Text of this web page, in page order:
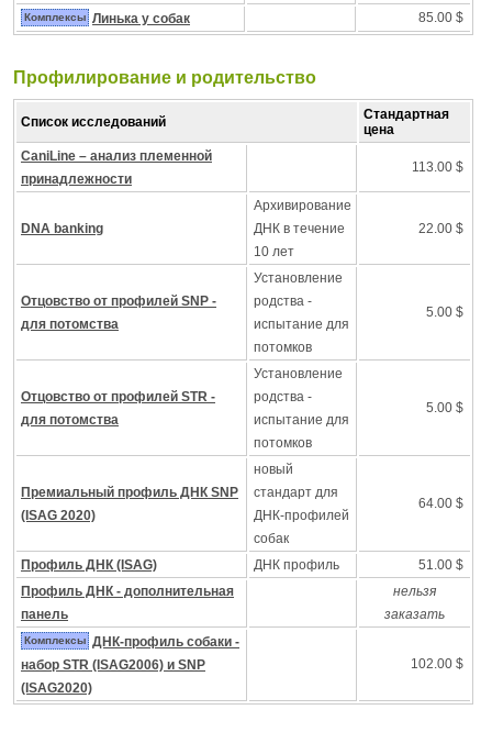
Комплексы Линька у собак 85.00 $
Профилирование и pодительство
Список исследований
Стандартная
цена
CaniLine – анализ племенной
принадлежности
113.00 $
DNA banking
Архивирование
ДНК в течение
10 лет
22.00 $
Отцовство от профилей SNP -
для потомства
Установление
родства -
испытание для
потомков
5.00 $
Отцовство от профилей STR -
для потомства
Установление
родства -
испытание для
потомков
5.00 $
Премиальный профиль ДНК SNP
(ISAG 2020)
новый
стандарт для
ДНК-профилей
собак
64.00 $
Профиль ДНК (ISAG) ДНК профиль
51.00 $
Профиль ДНК - дополнительная
панель
нельзя
заказать
Комплексы ДНК-профиль собаки -
набор STR (ISAG2006) и SNP
(ISAG2020)
102.00 $